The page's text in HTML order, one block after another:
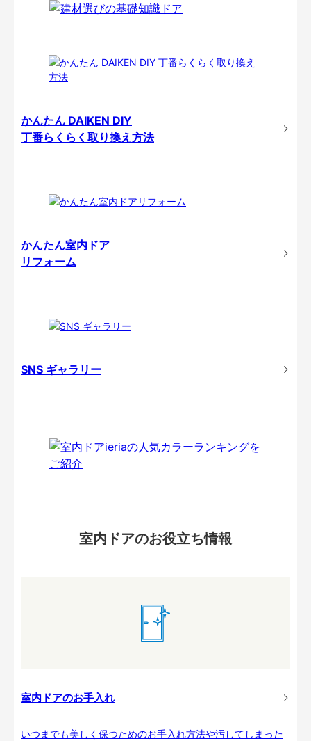
かんたん DAIKEN DIY
丁番らくらく取り換え方法
かんたん室内ドア
リフォーム
SNS ギャラリー
室内ドアのお役立ち情報
室内ドアのお手入れ
いつまでも美しく保つためのお手入れ方法や汚してしまった